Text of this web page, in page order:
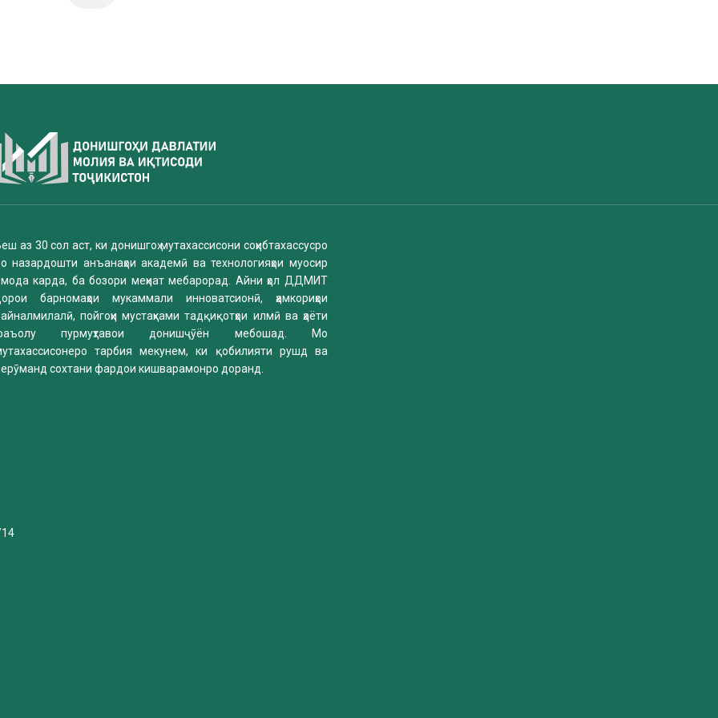
аз 30 сол аст, ки донишгоҳ мутахассисони соҳибтахассусро
назардошти анъанаҳои академӣ ва технологияҳои муосир
карда, ба бозори меҳнат мебарорад. Айни ҳол ДДМИТ
барномаҳои мукаммали инноватсионӣ, ҳамкориҳои
пойгоҳи мустаҳками тадқиқотҳои илмӣ ва ҳаёти
пурмуҳтавои донишҷӯён мебошад. Мо
тарбия мекунем, ки қобилияти рушд ва
сохтани фардои кишварамонро доранд.